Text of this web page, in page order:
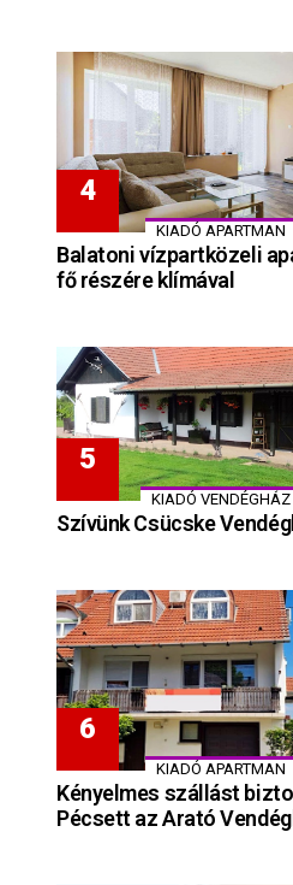
KIADÓ APARTMAN
Balatoni vízpartközeli
fő részére klímával
KIADÓ VENDÉGHÁZ
Szívünk Csücske
KIADÓ APARTMAN
Kényelmes szállást
Pécsett az Arató